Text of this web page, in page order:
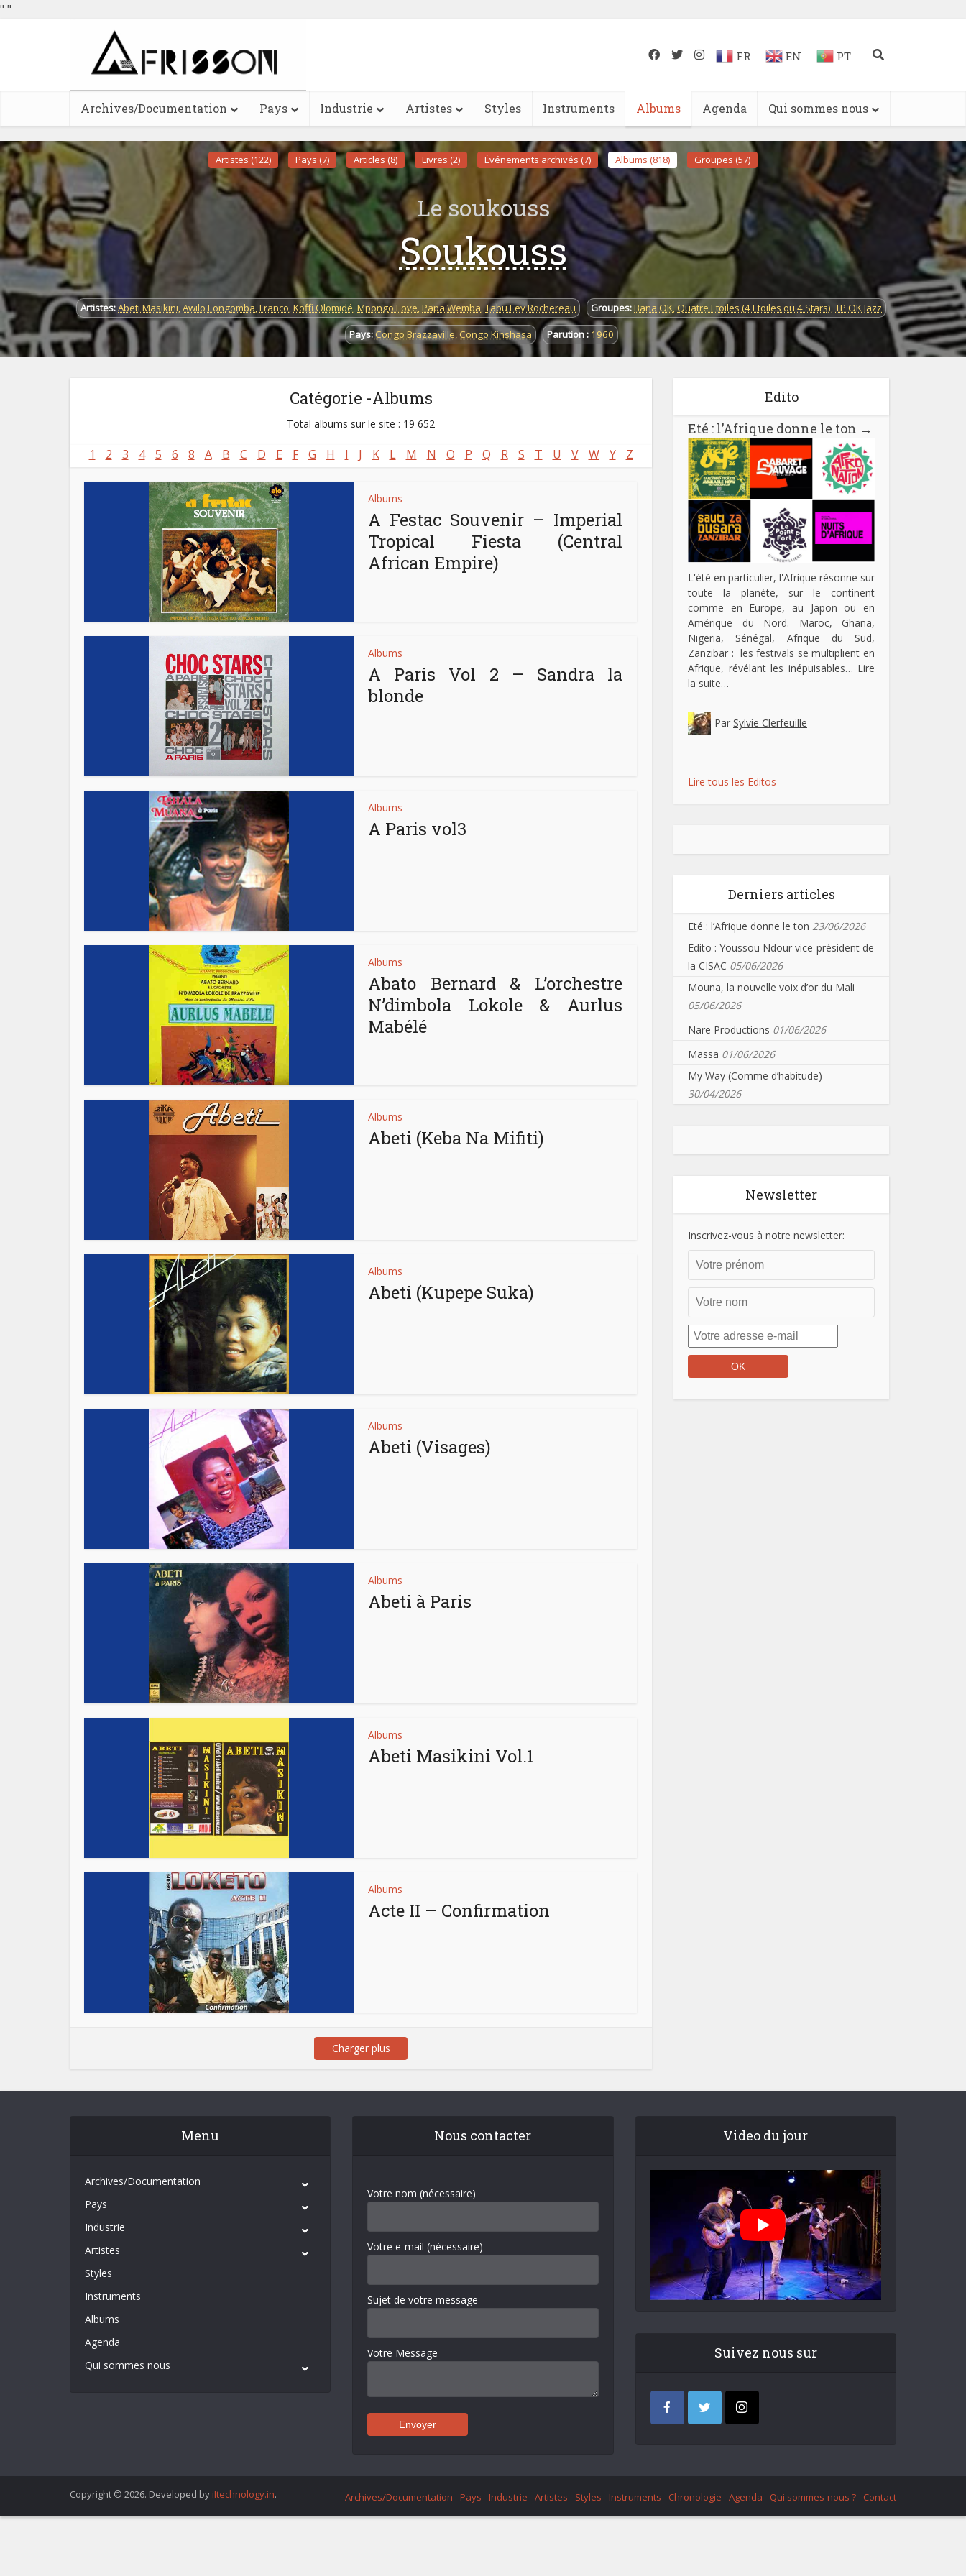
" "
FR EN PT
Archives/Documentation Pays Industrie Artistes Styles Instruments Albums Agenda Qui sommes nous
Artistes (122) Pays (7) Articles (8) Livres (2) Événements archivés (7) Albums (818) Groupes (57)
Le soukouss
Soukouss
Artistes:Abeti Masikini,Awilo Longomba,Franco,Koffi Olomidé,Mpongo Love,Papa Wemba,Tabu Ley Rochereau Groupes:Bana OK,Quatre Etoiles (4 Etoiles ou 4 Stars),TP OK Jazz
Pays:Congo Brazzaville,Congo Kinshasa Parution : 1960
Catégorie -Albums
Total albums sur le site : 19 652
1 2 3 4 5 6 8 A B C D E F G H I J K L M N O P Q R S T U V W Y Z
Albums
A Festac Souvenir – Imperial
Tropical Fiesta (Central
African Empire)
Albums
A Paris Vol 2 – Sandra la
blonde
Albums
A Paris vol3
Albums
Abato Bernard & L’orchestre
N’dimbola Lokole & Aurlus
Mabélé
Albums
Abeti (Keba Na Mifiti)
Albums
Abeti (Kupepe Suka)
Albums
Abeti (Visages)
Albums
Abeti à Paris
Albums
Abeti Masikini Vol.1
Albums
Acte II – Confirmation
Charger plus
Edito
Eté : l’Afrique donne le ton →
L'été en particulier, l'Afrique résonne sur
toute la planète, sur le continent
comme en Europe, au Japon ou en
Amérique du Nord. Maroc, Ghana,
Nigeria, Sénégal, Afrique du Sud,
Zanzibar : les festivals se multiplient en
Afrique, révélant les inépuisables… Lire
la suite…
Par Sylvie Clerfeuille
Lire tous les Editos
Derniers articles
Eté : l’Afrique donne le ton 23/06/2026
Edito : Youssou Ndour vice-président de
la CISAC 05/06/2026
Mouna, la nouvelle voix d’or du Mali
05/06/2026
Nare Productions 01/06/2026
Massa 01/06/2026
My Way (Comme d’habitude)
30/04/2026
Newsletter
Inscrivez-vous à notre newsletter:
Menu
Archives/Documentation
Pays
Industrie
Artistes
Styles
Instruments
Albums
Agenda
Qui sommes nous
Nous contacter
Votre nom (nécessaire)
Votre e-mail (nécessaire)
Sujet de votre message
Votre Message
Video du jour
Suivez nous sur
Copyright © 2026. Developed by iItechnology.in. Archives/Documentation Pays Industrie Artistes Styles Instruments Chronologie Agenda Qui sommes-nous ? Contact